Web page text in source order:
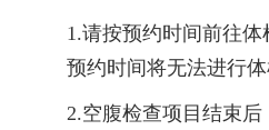
1.请按预约时间前往
预约时间将无法进行体
2.空腹检查项目结束